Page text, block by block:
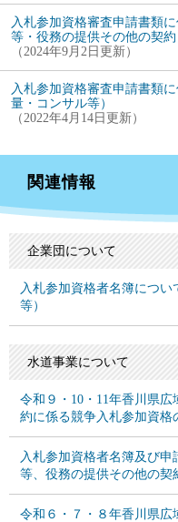
入札参加資格審査申請書類
等・役務の提供その他の契約
2024年9月2日更新
入札参加資格審査申請書類
量・コンサル等）
2022年4月14日更新
関連情報
企業団について
入札参加資格者名簿につ
等）
水道事業について
令和９・10・11年香川県
約に係る競争入札参加資格
入札参加資格者名簿及び
等、役務の提供その他の契
令和６・７・８年香川県広